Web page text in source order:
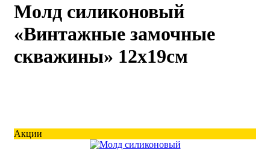
Мастер-
256-54-
Молд силиконовый
«Винтажные замочные
скважины» 12х19см
Акции